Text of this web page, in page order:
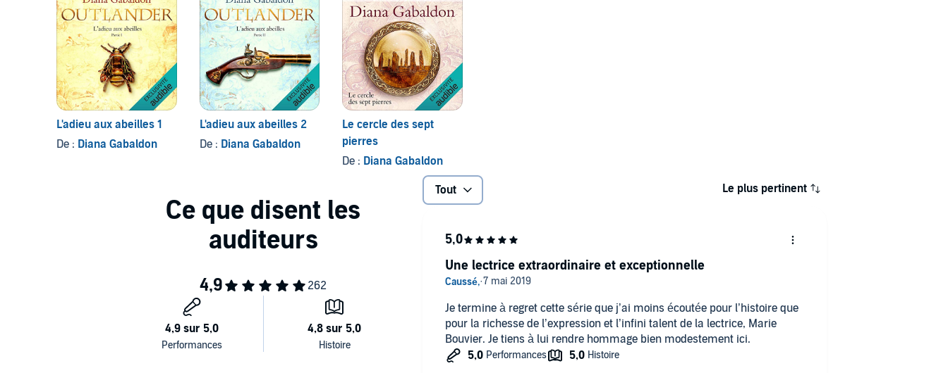
L'adieu aux abeilles 1
De : Diana Gabaldon
L'adieu aux abeilles 2
De : Diana Gabaldon
Le cercle des sept
pierres
De : Diana Gabaldon
Tout Le plus pertinent
Je termine à regret cette série que j’ai moins écoutée pour l’histoire que
pour la richesse de l’expression et l’infini talent de la lectrice, Marie
Bouvier. Je tiens à lui rendre hommage bien modestement ici.
Une lectrice extraordinaire et exceptionnelle